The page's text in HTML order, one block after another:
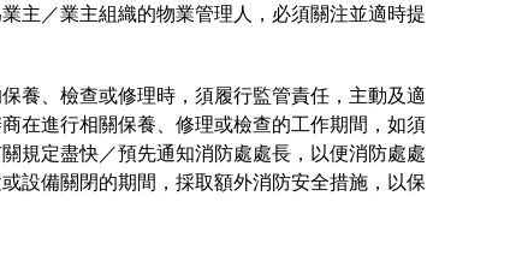
主／業主組織的物業管理人，必須關注並適時提
養、檢查或修理時，須履行監管責任，主動及適
在進行相關保養、修理或檢查的工作期間，如須
規定盡快／預先通知消防處處長，以便消防處處
設備關閉的期間，採取額外消防安全措施，以保